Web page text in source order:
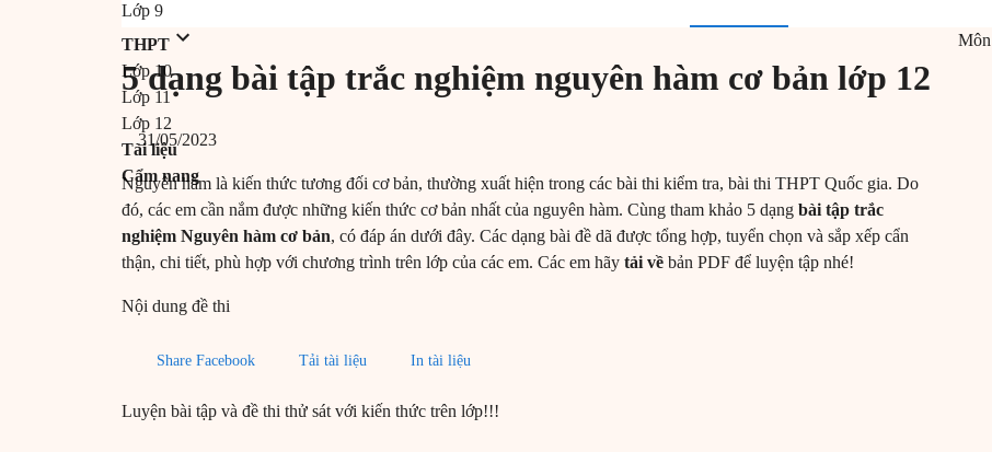
Lớp 9
THPT
Lớp 10
Lớp 11
Lớp 12
Tài liệu
Cẩm nang
5 dạng bài tập trắc nghiệm nguyên hàm cơ bản lớp 12
31/05/2023
Nguyên hàm là kiến thức tương đối cơ bản, thường xuất hiện trong các bài thi kiểm tra, bài thi THPT Quốc gia. Do
đó, các em cần nắm được những kiến thức cơ bản nhất của nguyên hàm. Cùng tham khảo 5 dạng bài tập trắc
nghiệm Nguyên hàm cơ bản, có đáp án dưới đây. Các dạng bài đề dã được tổng hợp, tuyển chọn và sắp xếp cẩn
thận, chi tiết, phù hợp với chương trình trên lớp của các em. Các em hãy tải về bản PDF để luyện tập nhé!
Nội dung đề thi
Share Facebook Tải tài liệu In tài liệu
Luyện bài tập và đề thi thử sát với kiến thức trên lớp!!!
Môn